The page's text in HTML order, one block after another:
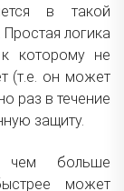
в такой
Простая логика
которому не
(т.е. он может
раз в течение
защиту.
чем больше
может